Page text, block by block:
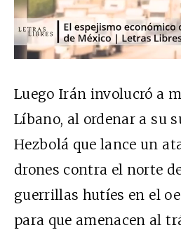
Luego Irán involucró a
Líbano, al ordenar a su
Hezbolá que lance un
drones contra el norte
guerrillas hutíes en el
para que amenacen al